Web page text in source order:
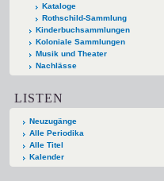
Kataloge
Rothschild-Sammlung
Kinderbuchsammlungen
Koloniale Sammlungen
Musik und Theater
Nachlässe
LISTEN
Neuzugänge
Alle Periodika
Alle Titel
Kalender